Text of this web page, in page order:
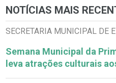
NOTÍCIAS MAIS
SECRETARIA MUNICIPAL DE
Semana Municipal da
leva atrações culturais